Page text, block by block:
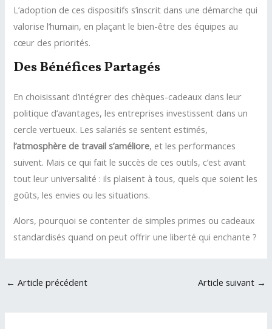
L’adoption de ces dispositifs s’inscrit dans une démarche qui
valorise l’humain, en plaçant le bien-être des équipes au
cœur des priorités.
Des Bénéfices Partagés
En choisissant d’intégrer des chèques-cadeaux dans leur
politique d’avantages, les entreprises investissent dans un
cercle vertueux. Les salariés se sentent estimés,
l’atmosphère de travail s’améliore, et les performances
suivent. Mais ce qui fait le succès de ces outils, c’est avant
tout leur universalité : ils plaisent à tous, quels que soient les
goûts, les envies ou les situations.
Alors, pourquoi se contenter de simples primes ou cadeaux
standardisés quand on peut offrir une liberté qui enchante ?
Navigation
← Article précédent Article suivant →